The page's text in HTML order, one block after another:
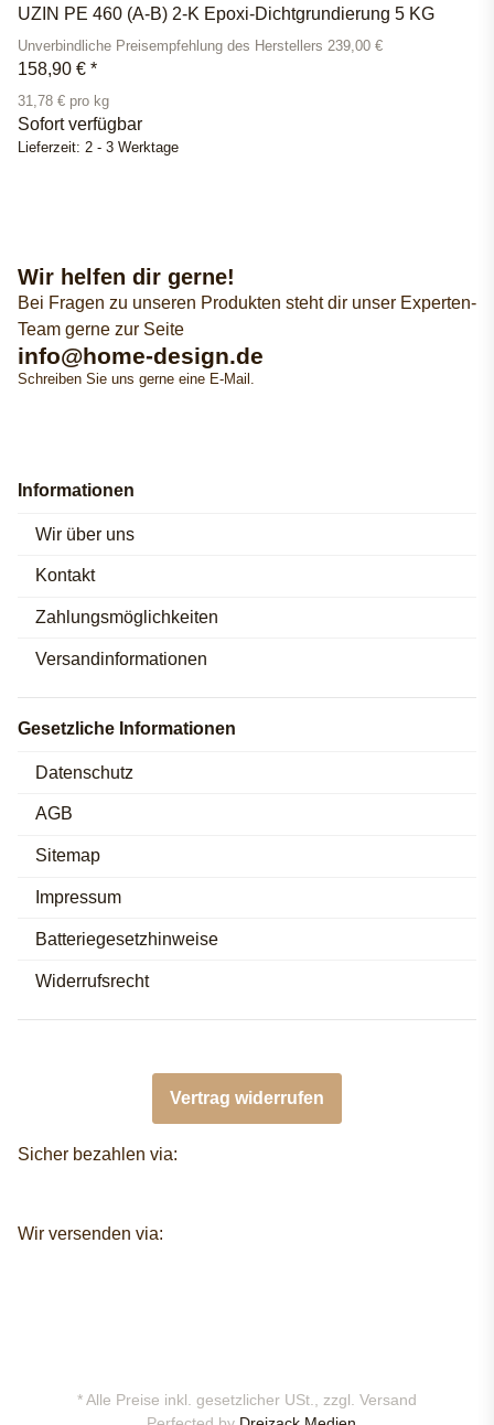
UZIN PE 460 (A-B) 2-K Epoxi-Dichtgrundierung 5 KG
Unverbindliche Preisempfehlung des Herstellers 239,00 €
158,90 € *
31,78 € pro kg
Sofort verfügbar
Lieferzeit: 2 - 3 Werktage
Wir helfen dir gerne!
Bei Fragen zu unseren Produkten steht dir unser Experten-
Team gerne zur Seite
info@home-design.de
Schreiben Sie uns gerne eine E-Mail.
Informationen
Wir über uns
Kontakt
Zahlungsmöglichkeiten
Versandinformationen
Gesetzliche Informationen
Datenschutz
AGB
Sitemap
Impressum
Batteriegesetzhinweise
Widerrufsrecht
Vertrag widerrufen
Sicher bezahlen via:
Wir versenden via:
* Alle Preise inkl. gesetzlicher USt., zzgl. Versand